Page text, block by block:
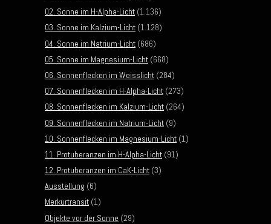
02. Sonne im H-Alpha-Licht (1.136)
03. Sonne im Kalzium-Licht (1.128)
04. Sonne im Natrium-Licht (686)
05. Sonne im Magnesium-Licht (668)
06. Sonnenflecken im Weisslicht (284)
07. Sonnenflecken im H-Alpha-Licht (273)
08. Sonnenflecken im Kalzium-Licht (264)
09. Sonnenflecken im Natrium-Licht (9)
10. Sonnenflecken im Magnesium-Licht (1)
11. Protuberanzen im H-Alpha-Licht (91)
12. Protuberanzen im CaK-Licht (3)
Ausstellung (6)
Merkurtransit (1)
Objekte vor der Sonne (29)